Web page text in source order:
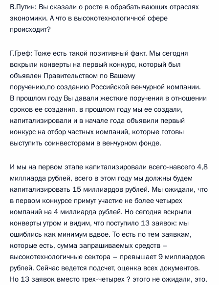
В.Путин: Вы сказали о росте в обрабатывающих отраслях
экономики. А что в высокотехнологичной сфере
происходит?
Г.Греф: Тоже есть такой позитивный факт. Мы сегодня
вскрыли конверты на первый конкурс, который был
объявлен Правительством по Вашему
поручению,по созданию Российской венчурной компании.
В прошлом году Вы давали жесткие поручения в отношении
сроков ее создания, в прошлом году мы ее создали,
капитализировали и в начале года объявили первый
конкурс на отбор частных компаний, которые готовы
выступить соинвесторами в венчурном фонде.
И мы на первом этапе капитализировали всего-навсего 4,8
миллиарда рублей, всего в этом году мы должны будем
капитализировать 15 миллиардов рублей. Мы ожидали, что
в первом конкурсе примут участие не более четырех
компаний на 4 миллиарда рублей. Но сегодня вскрыли
конверты утром и видим, что поступило 13 заявок: мы
ошиблись как минимум вдвое. То есть по тем заявкам,
которые есть, сумма запрашиваемых средств –
высокотехнологичные сектора – превышает 9 миллиардов
рублей. Сейчас ведется подсчет, оценка всех документов.
Но 13 заявок вместо трех-четырех ? этого не ожидали, это,